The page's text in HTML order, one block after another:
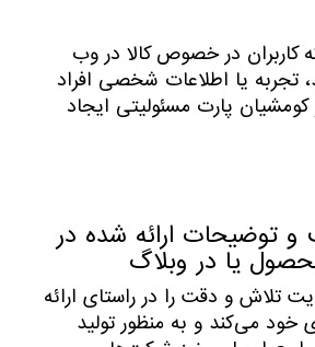
کاربران در خصوص کالا در وب­‌
تجربه یا اطلاعات شخصی افراد
پارت مسئولیتی ایجاد
و توضیحات ارائه شده در
یا در وبلاگ
تلاش و دقت را در راستای ارائه
می‏‌کند و به منظور تولید